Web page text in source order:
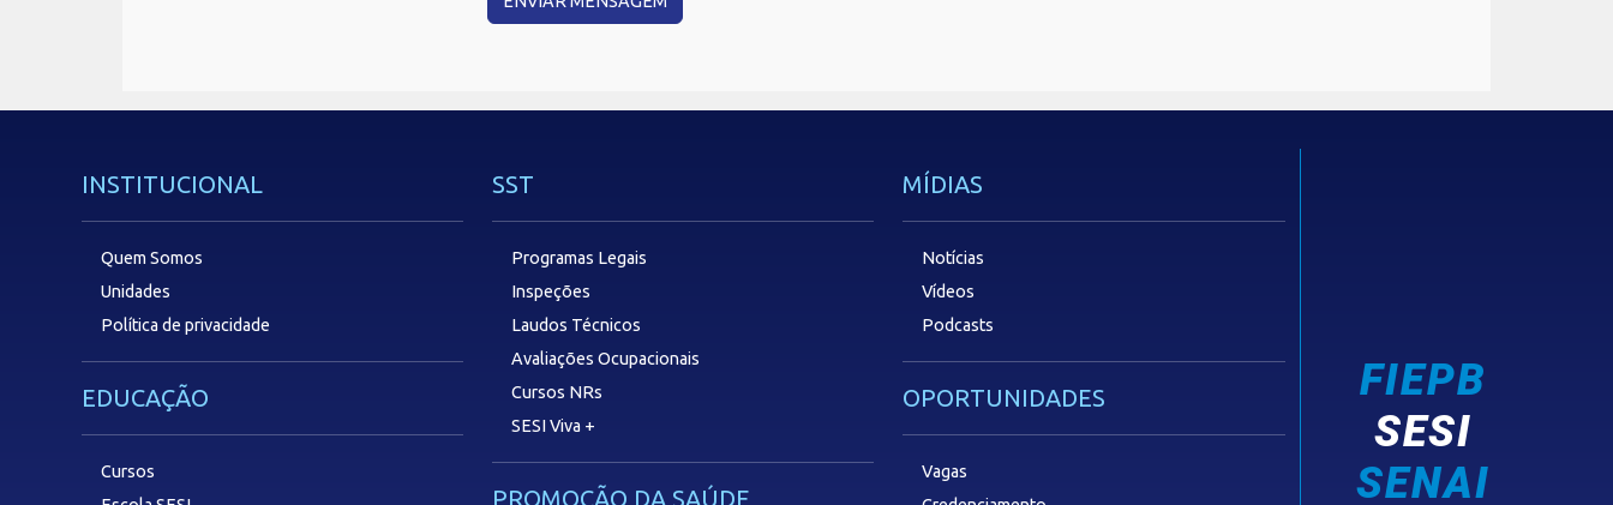
INSTITUCIONAL
Quem Somos
Unidades
Política de privacidade
EDUCAÇÃO
Cursos
SST
Programas Legais
Inspeções
Laudos Técnicos
Avaliações Ocupacionais
Cursos NRs
SESI Viva +
PROMOÇÃO DA SAÚDE
MÍDIAS
Notícias
Vídeos
Podcasts
OPORTUNIDADES
Vagas
FIEPB
SESI
SENAI